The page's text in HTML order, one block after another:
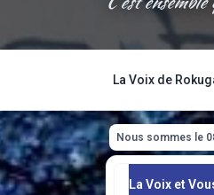
La Voix de
Nous sommes le
La Voix et